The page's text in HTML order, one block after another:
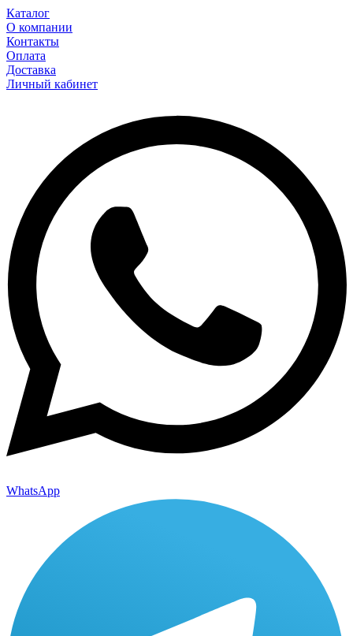
Каталог
О компании
Контакты
Оплата
Доставка
Личный кабинет
WhatsApp